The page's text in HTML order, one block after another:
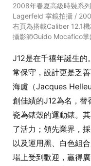
2008年春夏高級時裝系
Lagerfeld 掌鏡拍攝 /
右頁為搭載Caliber 12.1
攝影師Guido Mocafico掌
J12是在千禧年誕生的
常保守，設計更是乏
海盧（Jacques
創佳績的J12為名，替
瓷為錶殼的運動錶。
了活力；領先業界，
以及運用黑、白色組
場上受到歡迎，贏得